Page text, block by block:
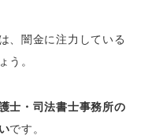
、闇金に注力している
う。
士・司法書士事務所の
です。